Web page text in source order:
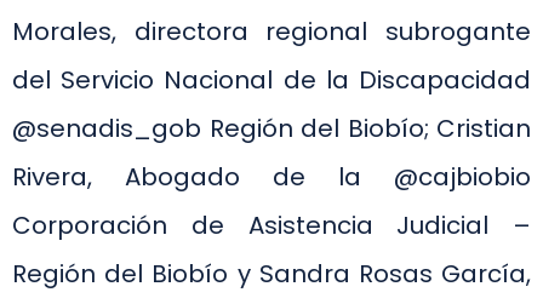
Morales, directora regional subrogante
del Servicio Nacional de la Discapacidad
@senadis_gob Región del Biobío; Cristian
Rivera, Abogado de la @cajbiobio
Corporación de Asistencia Judicial –
Región del Biobío y Sandra Rosas García,